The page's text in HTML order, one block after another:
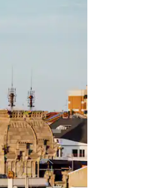
te tikken of swipen.